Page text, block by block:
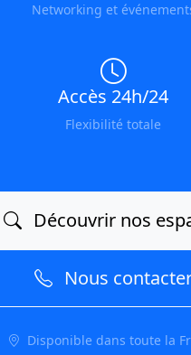
Networking et
Accès 24h/24
Flexibilité totale
Découvrir nos
Nous
Disponible dans toute la